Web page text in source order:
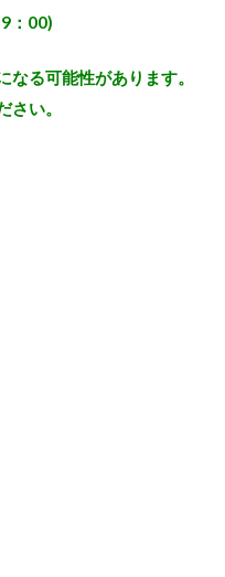
：00)
る可能性があります。
い。